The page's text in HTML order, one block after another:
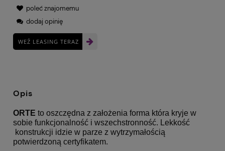
poleć znajomemu
dodaj opinię
WEŹ LEASING TERAZ
Opis
ORTE to oszczędna z założenia forma która kryje w
sobie funkcjonalność i wszechstronność. Lekkość
konstrukcji idzie w parze z wytrzymałością
potwierdzoną certyfikatem.